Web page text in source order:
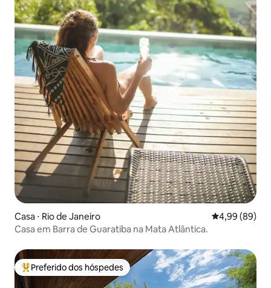
Casa ⋅ Rio de Janeiro 4,99 de uma
4,99 (89)
Casa em Barra de Guaratiba na Mata Atlântica.
Entre os melhores preferidos dos hóspedes
Preferido dos hóspedes